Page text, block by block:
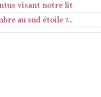
visant notre lit
au sud étoile 7...